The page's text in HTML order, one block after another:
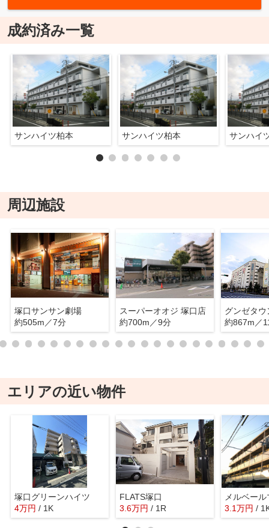
成約済み一覧
サンハイツ柏本 サンハイツ柏本 サンハイ
周辺施設
塚口サンサン劇場
約505m／7分
スーパーオオジ 塚口店
約700m／9分
約867m／
エリアの近い物件
塚口グリーンハイツ
4万円 / 1K
FLATS塚口
3.6万円 / 1R 3.1万円 /